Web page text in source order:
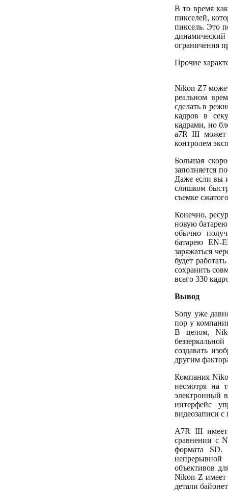
В то время
пикселей,
пиксель. Это
ограничения
Прочие
Nikon Z7
реальном
сделать в
кадров в
кадрами, но
a7R III может
контролем
Большая
заполняется
Даже если вы
слишком
съемке
Конечно,
новую
обычно
батарею EN-
заряжаться
будет
сохранить
всего 330
Вывод
Sony уже
пор у
В целом,
создавать
другим
Компания
несмотря на
электронный
интерфейс
видеозаписи
A7R III
сравнении с
формата SD.
объективов
Nikon Z имеет
детали